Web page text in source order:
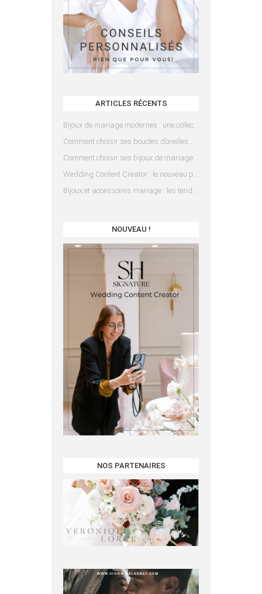
ARTICLES RÉCENTS
Bijoux de mariage modernes : une collection pensée pour les mariées d’aujourd’hui
Comment choisir ses boucles d’oreilles de mariée en fonction de sa coiffure ?
Comment choisir ses bijoux de mariage en fonction de sa robe ?
Wedding Content Creator : le nouveau prestataire indispensable pour votre mariage
Bijoux et accessoires mariage : les tendances 2025
NOUVEAU !
NOS PARTENAIRES